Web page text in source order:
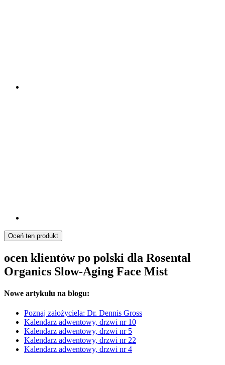
Oceń ten produkt
ocen klientów po polski dla Rosental
Organics Slow-Aging Face Mist
Nowe artykułu na blogu:
Poznaj założyciela: Dr. Dennis Gross
Kalendarz adwentowy, drzwi nr 10
Kalendarz adwentowy, drzwi nr 5
Kalendarz adwentowy, drzwi nr 22
Kalendarz adwentowy, drzwi nr 4